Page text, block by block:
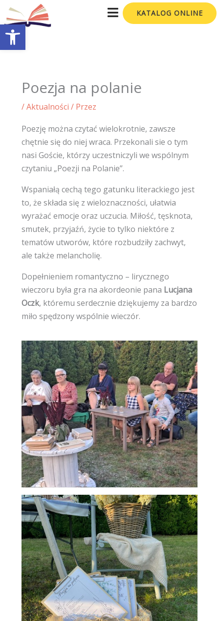
Otwórz pasek narzędzi
Przejdź
do
treści
KATALOG ONLINE
Poezja na polanie
/Aktualności / Przez
Poezję można czytać wielokrotnie, zawsze
chętnie się do niej wraca. Przekonali sie o tym
nasi Goście, którzy uczestniczyli we wspólnym
czytaniu „Poezji na Polanie”.
Wspaniałą cechą tego gatunku literackiego jest
to, że składa się z wieloznaczności, ułatwia
wyrażać emocje oraz uczucia. Miłość, tęsknota,
smutek, przyjaźń, życie to tylko niektóre z
tematów utworów, które rozbudziły zachwyt,
ale także melancholię.
Dopełnieniem romantyczno – lirycznego
wieczoru była gra na akordeonie pana Lucjana
Oczk, któremu serdecznie dziękujemy za bardzo
miło spędzony wspólnie wieczór.